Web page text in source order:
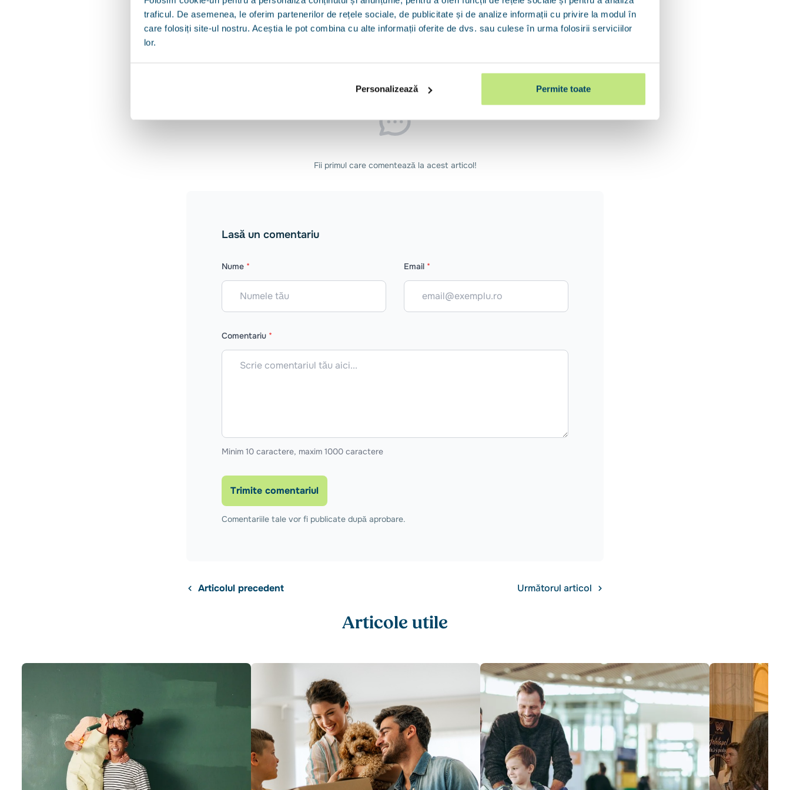
traficul. De asemenea, le oferim partenerilor de rețele sociale, de publicitate și de analize informații cu privire la modul în
care folosiți site-ul nostru. Aceștia le pot combina cu alte informații oferite de dvs. sau culese în urma folosirii serviciilor
lor.
Personalizează Permite toate
Fii primul care comentează la acest articol!
Lasă un comentariu
Nume * Email *
Comentariu *
Minim 10 caractere, maxim 1000 caractere
Trimite comentariul
Comentariile tale vor fi publicate după aprobare.
Articolul precedent Următorul articol
Articole utile